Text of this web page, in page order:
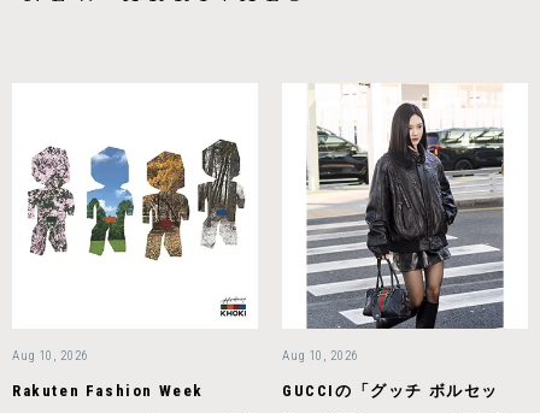
Aug 10, 2026
Rakuten Fashion Week
Aug 10, 2026
GUCCIの「グッチ ボルセッ